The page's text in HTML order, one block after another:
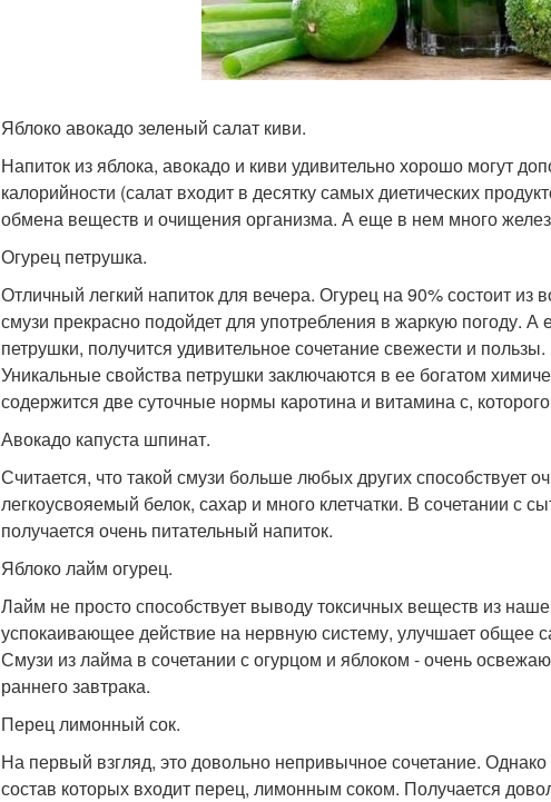
Яблоко авокадо зеленый салат киви.
Напиток из яблока, авокадо и киви удивительно хорошо могут
калорийности (салат входит в десятку самых диетических
обмена веществ и очищения организма. А еще в нем много
Огурец петрушка.
Отличный легкий напиток для вечера. Огурец на 90% состоит из
смузи прекрасно подойдет для употребления в жаркую погоду. А
петрушки, получится удивительное сочетание свежести и пользы.
Уникальные свойства петрушки заключаются в ее богатом
содержится две суточные нормы каротина и витамина с,
Авокадо капуста шпинат.
Считается, что такой смузи больше любых других способствует
легкоусвояемый белок, сахар и много клетчатки. В сочетании
получается очень питательный напиток.
Яблоко лайм огурец.
Лайм не просто способствует выводу токсичных веществ из
успокаивающее действие на нервную систему, улучшает общее
Смузи из лайма в сочетании с огурцом и яблоком - очень
раннего завтрака.
Перец лимонный сок.
На первый взгляд, это довольно непривычное сочетание.
состав которых входит перец, лимонным соком. Получается